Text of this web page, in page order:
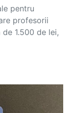
pentru
profesorii
1.500 de lei,